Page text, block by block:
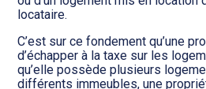
locataire.
C’est sur ce fondement qu’une
d’échapper à la taxe sur les
qu’elle possède plusieurs
différents immeubles, une